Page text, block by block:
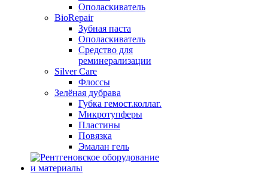
Ополаскиватель
BioRepair
Зубная паста
Ополаскиватель
Средство для
реминерализации
Silver Care
Флоссы
Зелёная дубрава
Губка гемост.коллаг.
Микротупферы
Пластины
Повязка
Эмалан гель